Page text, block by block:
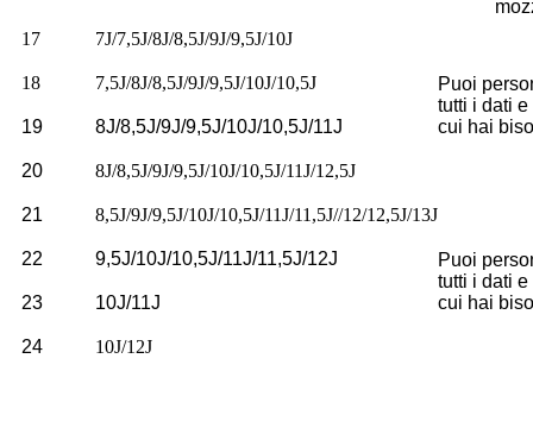
17
7J/7,5J/8J/8,5J/9J/9,5J/10J
Puoi
tutti i dati
cui hai
18 7,5J/8J/8,5J/9J/9,5J/10J/10,5J
19 8J/8,5J/9J/9,5J/10J/10,5J/11J
20 8J/8,5J/9J/9,5J/10J/10,5J/11J/12,5J
21 8,5J/9J/9,5J/10J/10,5J/11J/11,5J//12/12,5J/13J
Puoi
tutti i dati
cui hai
22 9,5J/10J/10,5J/11J/11,5J/12J
23 10J/11J
24 10J/12J